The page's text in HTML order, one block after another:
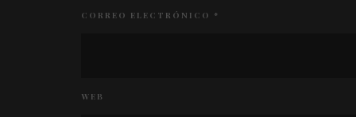
CORREO ELECTRÓNICO *
WEB